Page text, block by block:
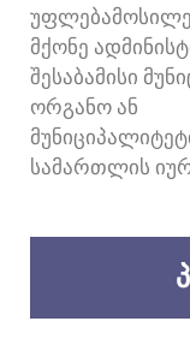
ᲛᲥᲝᲜᲔ
ᲨᲔᲡᲐᲑᲐᲛᲘᲡᲘ
ᲝᲠᲒᲐᲜᲝ ᲐᲜ
ᲡᲐᲛᲐᲠᲗᲚᲘᲡ